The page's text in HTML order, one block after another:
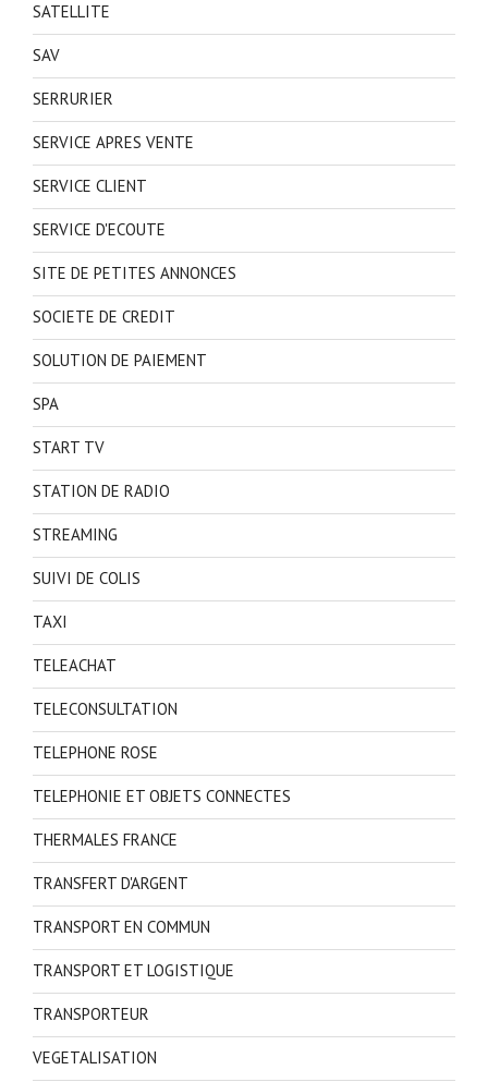
SATELLITE
SAV
SERRURIER
SERVICE APRES VENTE
SERVICE CLIENT
SERVICE D'ECOUTE
SITE DE PETITES ANNONCES
SOCIETE DE CREDIT
SOLUTION DE PAIEMENT
SPA
START TV
STATION DE RADIO
STREAMING
SUIVI DE COLIS
TAXI
TELEACHAT
TELECONSULTATION
TELEPHONE ROSE
TELEPHONIE ET OBJETS CONNECTES
THERMALES FRANCE
TRANSFERT D'ARGENT
TRANSPORT EN COMMUN
TRANSPORT ET LOGISTIQUE
TRANSPORTEUR
VEGETALISATION